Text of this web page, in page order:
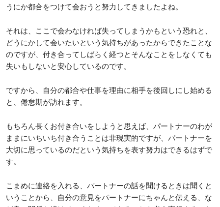
うにか都合をつけて会おうと努力してきましたよね。
それは、ここで会わなければ失ってしまうかもという恐れと、
どうにかして会いたいという気持ちがあったからできたことな
のですが、付き合ってしばらく経つとそんなことをしなくても
失いもしないと安心しているのです。
ですから、自分の都合や仕事を理由に相手を後回しにし始める
と、倦怠期が訪れます。
もちろん長くお付き合いをしようと思えば、パートナーのわが
ままにいちいち付き合うことは非現実的ですが、パートナーを
大切に思っているのだという気持ちを表す努力はできるはずで
す。
こまめに連絡を入れる、パートナーの話を聞けるときは聞くと
いうことから、自分の意見をパートナーにちゃんと伝える、な